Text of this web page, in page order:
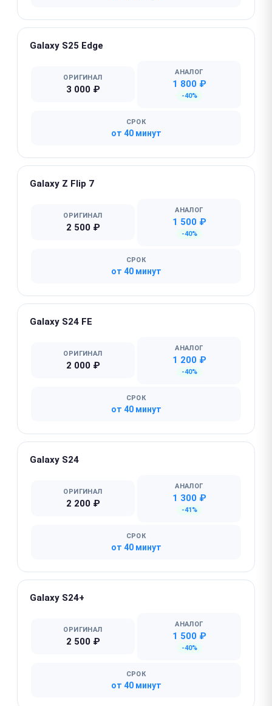
Galaxy S25 Edge
ОРИГИНАЛ
3 000 ₽
АНАЛОГ
1 800 ₽
-40%
СРОК
от 40 минут
Galaxy Z Flip 7
ОРИГИНАЛ
2 500 ₽
АНАЛОГ
1 500 ₽
-40%
СРОК
от 40 минут
Galaxy S24 FE
ОРИГИНАЛ
2 000 ₽
АНАЛОГ
1 200 ₽
-40%
СРОК
от 40 минут
Galaxy S24
ОРИГИНАЛ
2 200 ₽
АНАЛОГ
1 300 ₽
-41%
СРОК
от 40 минут
Galaxy S24+
ОРИГИНАЛ
2 500 ₽
АНАЛОГ
1 500 ₽
-40%
СРОК
от 40 минут